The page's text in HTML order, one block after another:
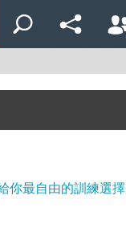
你最自由的訓練選擇